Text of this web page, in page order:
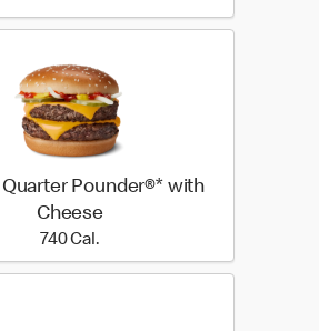
Pounder®* with
Cheese
740 Cal.740 Cal.